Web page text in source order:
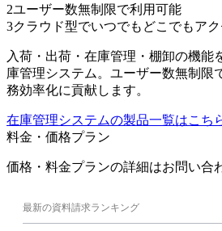
2ユーザー数無制限で利用可能
3クラウド型でいつでもどこでもアク
入荷・出荷・在庫管理・棚卸の機能
庫管理システム。ユーザー数無制限
務効率化に貢献します。
在庫管理システムの製品一覧はこち
料金・価格プラン
価格・料金プランの詳細はお問い合
最新の資料請求ランキング